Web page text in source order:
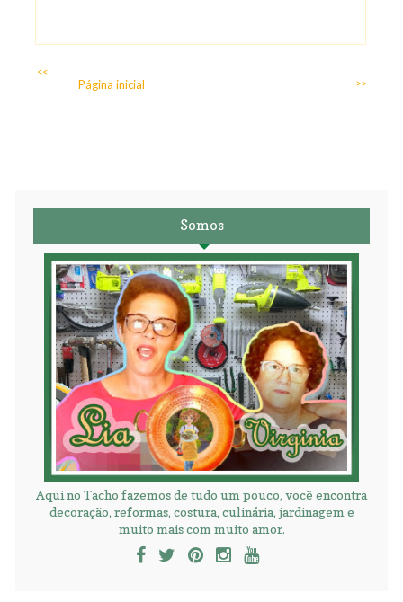
<<
>>
Página inicial
Somos
Aqui no Tacho fazemos de tudo um pouco, você encontra
decoração, reformas, costura, culinária, jardinagem e
muito mais com muito amor.